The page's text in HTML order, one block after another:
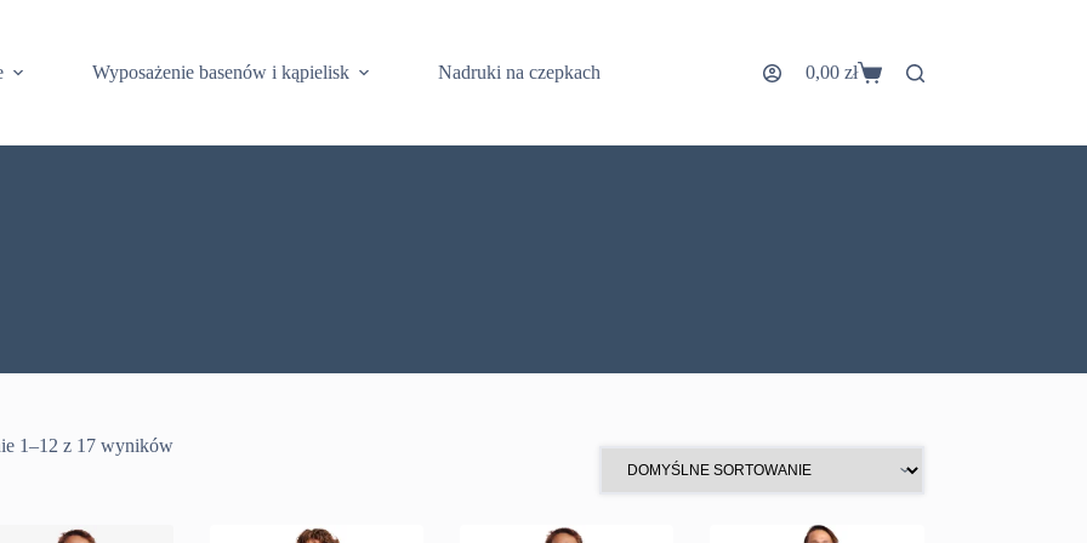
Wyposażenie basenów i kąpielisk Nadruki na czepkach Koszyk
0,00 zł
1–12 z 17 wyników